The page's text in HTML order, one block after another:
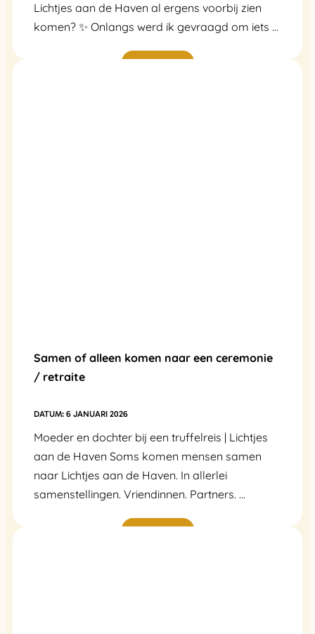
Lichtjes aan de Haven al ergens voorbij zien
komen? ✨ Onlangs werd ik gevraagd om iets ...
Lees verder
Samen of alleen komen naar een ceremonie
/ retraite
6 JANUARI 2026
Moeder en dochter bij een truffelreis | Lichtjes
aan de Haven Soms komen mensen samen
naar Lichtjes aan de Haven. In allerlei
samenstellingen. Vriendinnen. Partners. ...
Lees verder